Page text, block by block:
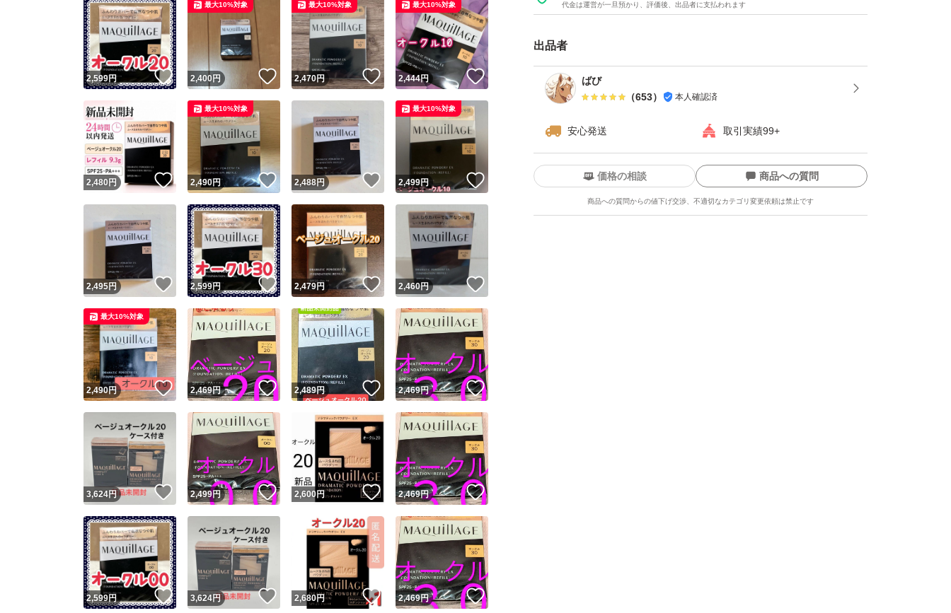
代金は運営が一旦預かり、評価後、出品者に支払われます
出品者
ばび
（653） 本人確認済
安心発送 取引実績99+
ユーザーの実績について
Yahoo!フリマが定めた一定の基準を満たしたユーザーにバッジを付与しています
安心取引出品者
安心取引出品者 Yahoo!フリマの基準をクリアした安心・安全なユーザーです
取引実績
取引実績◯+ このユーザーはYahoo!フリマの取引を完了させた実績があります
他フリマ実績◯+ このユーザーは他フリマサービスでの取引実績があります
スピード&安心発送
※このバッジは実績に基づく表示であり、発送を保証しているものではありません
スピード＆安心発送
このユーザーは高頻度で24時間以内＆設定した発送日数内に発送してい
ます
価格の相談 商品への質問
商品への質問からの値下げ交渉、不適切なカテゴリ変更依頼は禁止です
この商品の情報をコピーします
商品画像の 無断転載は禁止されています
コピーは1商品につき1回 です
出品ページへ
キャンセル
2,599円 いいね！
2,400 円 いいね！
最大10%対象
2,470円 いいね！
最大10%対象
2,444円 いいね！
最大10%対象
2,480 円 いいね！
2,490円 いいね！
最大10%対象
2,488円 いいね！
2,499円
最大10%対象
2,495円 いいね！
2,599円 いいね！
2,479円 いいね！
2,460円
2,490円 いいね！
最大10%対象
2,469円 いいね！
2,489円 いいね！
2,469円 いいね！
3,624円 いいね！
2,499円 いいね！
2,600円 いいね！
2,469円 いいね！
2,599円 いいね！
3,624円 いいね！
2,680円 いいね！
2,469円 いいね！